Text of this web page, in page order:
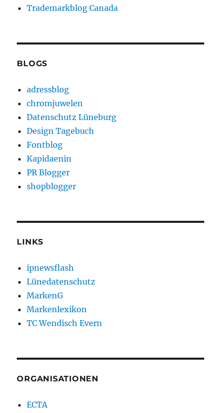
Trademarkblog Canada
BLOGS
adressblog
chromjuwelen
Datenschutz Lüneburg
Design Tagebuch
Fontblog
Kapidaenin
PR Blogger
shopblogger
LINKS
ipnewsflash
Lünedatenschutz
MarkenG
Markenlexikon
TC Wendisch Evern
ORGANISATIONEN
ECTA